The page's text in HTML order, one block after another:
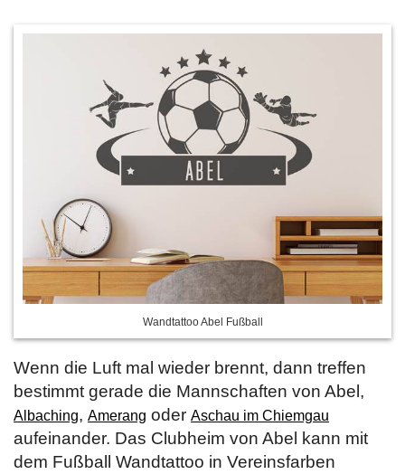
Wandtattoo Abel Fußball
Wenn die Luft mal wieder brennt, dann treffen
bestimmt gerade die Mannschaften von Abel,
Albaching, Amerang oder Aschau im Chiemgau
aufeinander. Das Clubheim von Abel kann mit
dem Fußball Wandtattoo in Vereinsfarben